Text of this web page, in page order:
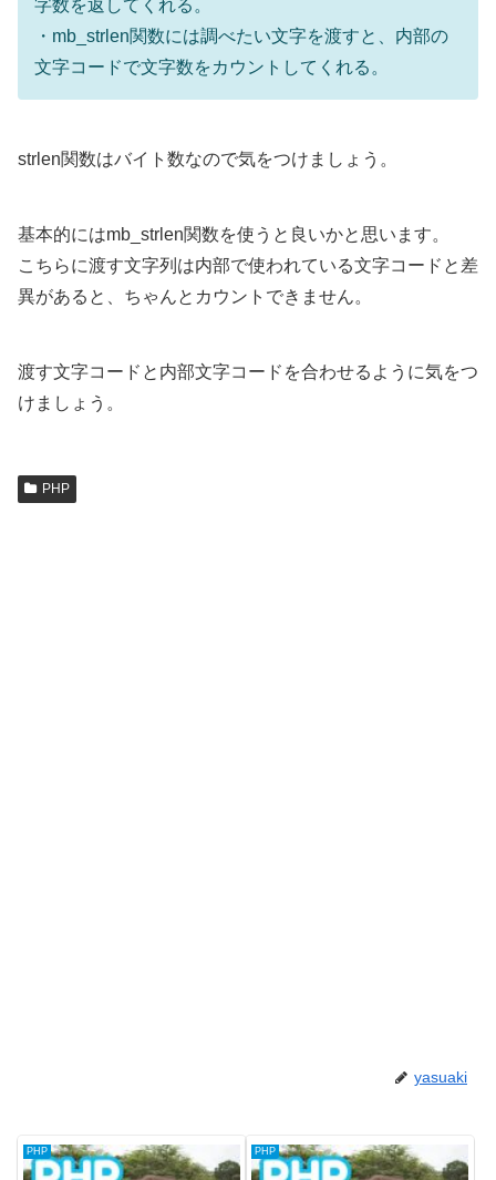
字数を返してくれる。
・mb_strlen関数には調べたい文字を渡すと、内部の
文字コードで文字数をカウントしてくれる。
strlen関数はバイト数なので気をつけましょう。
基本的にはmb_strlen関数を使うと良いかと思います。
こちらに渡す文字列は内部で使われている文字コードと差
異があると、ちゃんとカウントできません。
渡す文字コードと内部文字コードを合わせるように気をつ
けましょう。
PHP
yasuaki
PHP PHP